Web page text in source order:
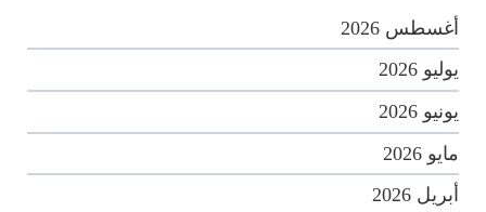
أغسطس 2026
يوليو 2026
يونيو 2026
مايو 2026
أبريل 2026